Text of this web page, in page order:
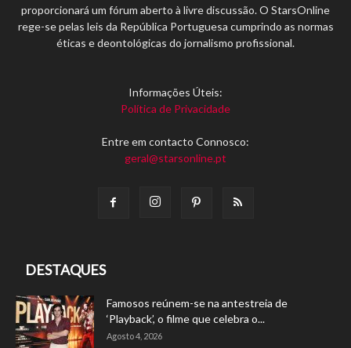
proporcionará um fórum aberto à livre discussão. O StarsOnline
rege-se pelas leis da República Portuguesa cumprindo as normas
éticas e deontológicas do jornalismo profissional.
Informações Úteis:
Política de Privacidade
Entre em contacto Connosco:
geral@starsonline.pt
DESTAQUES
Famosos reúnem-se na antestreia de
‘Playback’, o filme que celebra o...
Agosto 4, 2026